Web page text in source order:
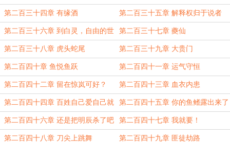
第二百三十四章 有缘酒 第二百三十五章 解释权归于说者
第二百三十六章 到白灵，自由的世
界
第二百三十七章 夔仙
第二百三十八章 虎头蛇尾 第二百三十九章 大贵门
第二百四十章 鱼悦鱼跃 第二百四十一章 运气守恒
第二百四十二章 留在惊岚可好？ 第二百四十三章 血衣内患
第二百四十四章 百姓自己爱自己就
可以了
第二百四十五章 你的鱼鳍露出来了
第二百四十六章 还是把明辰杀了吧 第二百四十七章 我就要！
第二百四十八章 刀尖上跳舞 第二百四十九章 匪徒劫路